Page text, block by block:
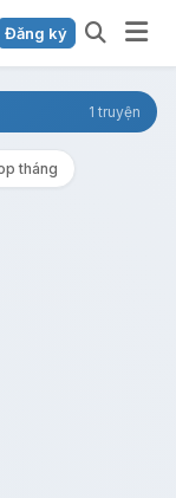
Đăng ký
1 truyện
tháng